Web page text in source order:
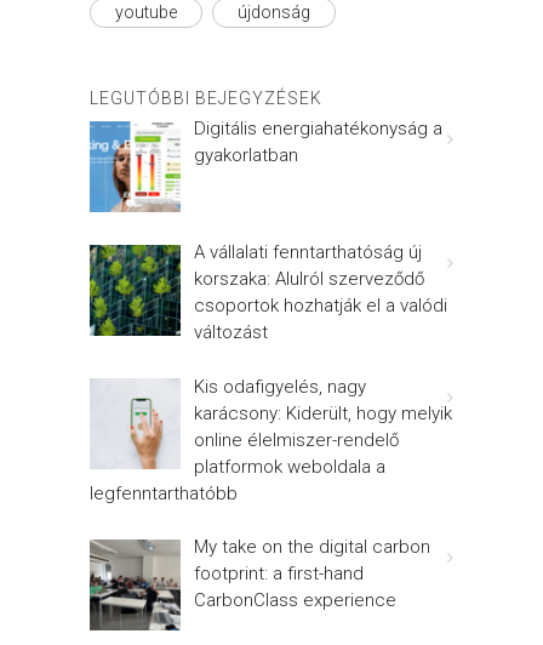
youtube újdonság
LEGUTÓBBI BEJEGYZÉSEK
Digitális energiahatékonyság a
gyakorlatban
A vállalati fenntarthatóság új
korszaka: Alulról szerveződő
csoportok hozhatják el a valódi
változást
Kis odafigyelés, nagy
karácsony: Kiderült, hogy melyik
online élelmiszer-rendelő
platformok weboldala a
legfenntarthatóbb
My take on the digital carbon
footprint: a first-hand
CarbonClass experience